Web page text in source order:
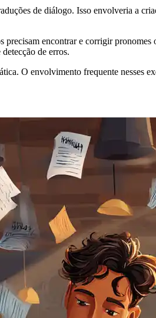
de diálogo. Isso envolveria a
encontrar e corrigir
de erros.
O envolvimento frequente nesses